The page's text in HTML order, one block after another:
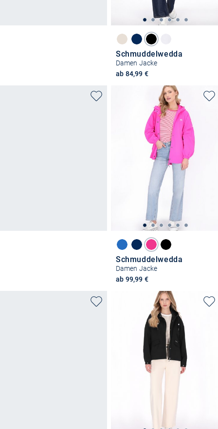
Schmuddelwedda
Damen Jacke
ab 84,99 €
Schmuddelwedda
Damen Jacke
ab 99,99 €